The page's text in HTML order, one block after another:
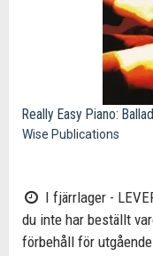
Really Easy Piano:
Wise Publications
I fjärrlager -
du inte har beställt
förbehåll för